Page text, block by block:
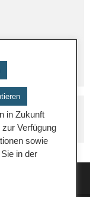
in Zukunft
Verfügung
sowie
in der